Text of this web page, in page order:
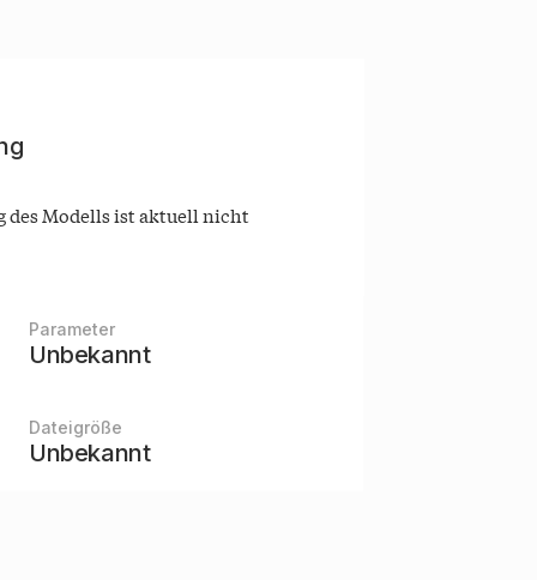
des Modells ist aktuell nicht
Parameter
Unbekannt
Dateigröße
Unbekannt